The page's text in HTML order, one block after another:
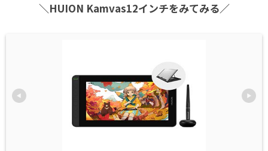
＼HUION Kamvas12インチをみてみる／